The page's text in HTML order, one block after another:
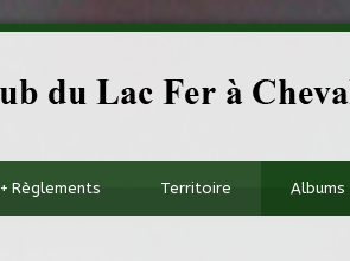
Règlements
+ Territoire Albums